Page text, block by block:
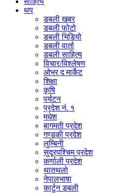
थप
डबली खबर
डबली फोटो
डबली भिडियो
डबली वार्ता
डबली साहित्य
विचार/विश्‍लेषण
ओभर द मार्केट
शिक्षा
कृषि
पर्यटन
प्रदेश नं. १
मधेश
बागमती प्रदेश
गण्डकी प्रदेश
लुम्बिनी
सुदूरपश्चिम प्रदेश
कर्णाली प्रदेश
थातथलो
नेपालभाषा
कार्टुन डबली